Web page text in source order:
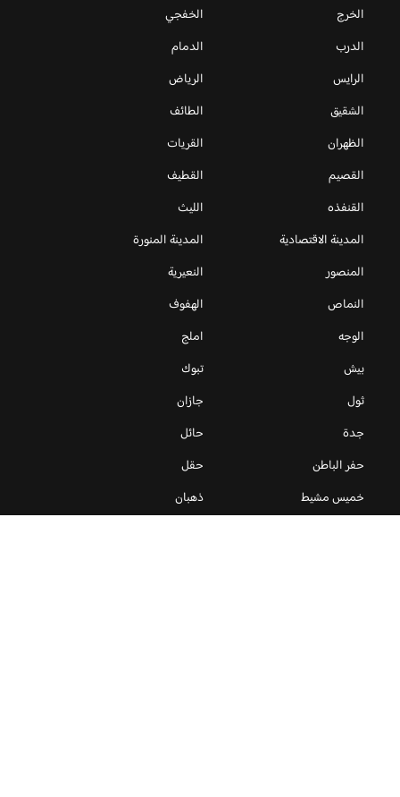
الخرج
الخفجي
الدرب
الدمام
الرايس
الرياض
الشقيق
الطائف
الظهران
القريات
القصيم
القطيف
القنفذه
الليث
المدينة الاقتصادية
المدينة المنورة
المنصور
النعيرية
النماص
الهفوف
الوجه
املج
بيش
تبوك
ثول
جازان
جدة
حائل
حفر الباطن
حقل
خميس مشيط
ذهبان